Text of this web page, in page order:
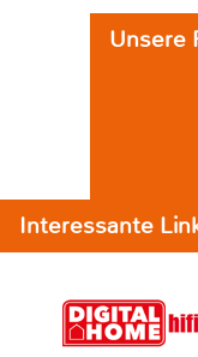
Unsere
Interessante